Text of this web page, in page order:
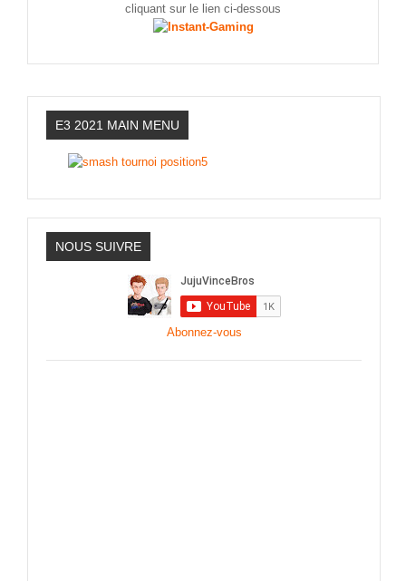
cliquant sur le lien ci-dessous
E3 2021 MAIN MENU
NOUS SUIVRE
Abonnez-vous